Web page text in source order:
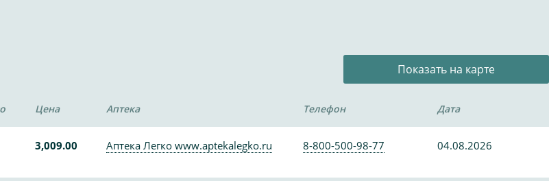
Показать на карте
Цена Аптека Телефон Дата
3,009.00 Аптека Легко www.aptekalegko.ru 8-800-500-98-77 04.08.2026